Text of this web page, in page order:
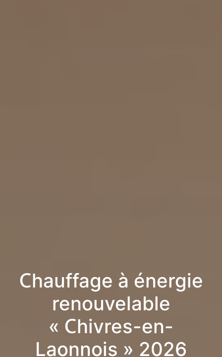
Chauffage à énergie
renouvelable
« Chivres-en-
Laonnois » 2026